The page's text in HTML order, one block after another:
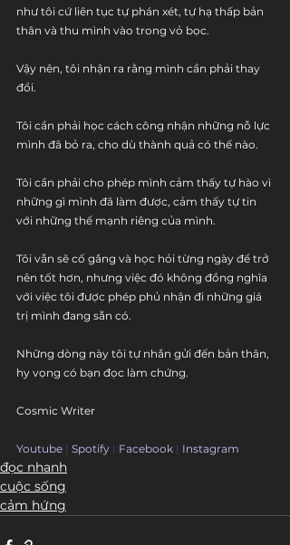
như tôi cứ liên tục tự phán xét, tự hạ thấp bản
thân và thu mình vào trong vỏ bọc.
Vậy nên, tôi nhận ra rằng mình cần phải thay
đổi.
Tôi cần phải học cách công nhận những nỗ lực
mình đã bỏ ra, cho dù thành quả có thế nào.
Tôi cần phải cho phép mình cảm thấy tự hào vì
những gì mình đã làm được, cảm thấy tự tin
với những thế mạnh riêng của mình.
Tôi vẫn sẽ cố gắng và học hỏi từng ngày để trở
nên tốt hơn, nhưng việc đó không đồng nghĩa
với việc tôi được phép phủ nhận đi những giá
trị mình đang sẵn có.
Những dòng này tôi tự nhắn gửi đến bản thân,
hy vọng có bạn đọc làm chứng.
Cosmic Writer
Youtube | Spotify | Facebook | Instagram
đọc nhanh
cuộc sống
cảm hứng